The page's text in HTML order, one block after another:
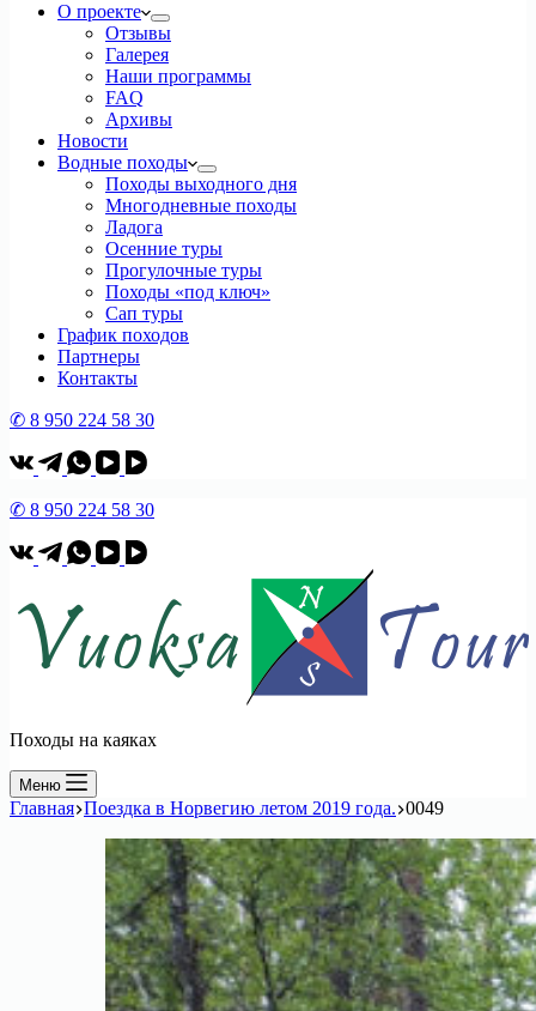
О проекте
Отзывы
Галерея
Наши программы
FAQ
Архивы
Новости
Водные походы
Походы выходного дня
Многодневные походы
Ладога
Осенние туры
Прогулочные туры
Походы «под ключ»
Сап туры
График походов
Партнеры
Контакты
✆ 8 950 224 58 30
✆ 8 950 224 58 30
Походы на каяках
Меню
Главная Поездка в Норвегию летом 2019 года. 0049